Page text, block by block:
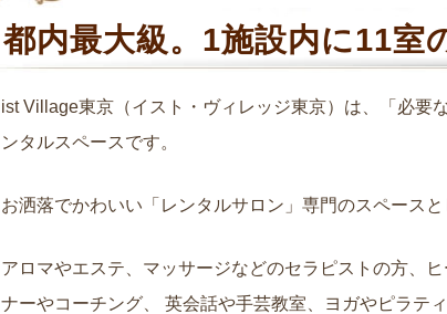
都内最大級。1施設内に11室
ist Village東京（イスト・ヴィレッジ東京）は、「必要
ンタルスペースです。
お洒落でかわいい「レンタルサロン」専門のスペース
アロマやエステ、マッサージなどのセラピストの方、
ナーやコーチング、 英会話や手芸教室、ヨガやピラテ